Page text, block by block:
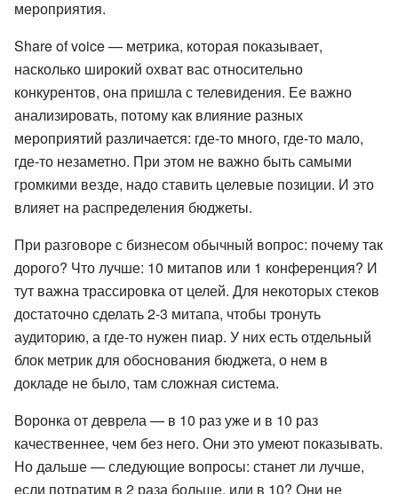
мероприятия.
Share of voice — метрика, которая показывает,
насколько широкий охват вас относительно
конкурентов, она пришла с телевидения. Ее важно
анализировать, потому как влияние разных
мероприятий различается: где-то много, где-то мало,
где-то незаметно. При этом не важно быть самыми
громкими везде, надо ставить целевые позиции. И это
влияет на распределения бюджеты.
При разговоре с бизнесом обычный вопрос: почему так
дорого? Что лучше: 10 митапов или 1 конференция? И
тут важна трассировка от целей. Для некоторых стеков
достаточно сделать 2-3 митапа, чтобы тронуть
аудиторию, а где-то нужен пиар. У них есть отдельный
блок метрик для обоснования бюджета, о нем в
докладе не было, там сложная система.
Воронка от деврела — в 10 раз уже и в 10 раз
качественнее, чем без него. Они это умеют показывать.
Но дальше — следующие вопросы: станет ли лучше,
если потратим в 2 раза больше, или в 10? Они не